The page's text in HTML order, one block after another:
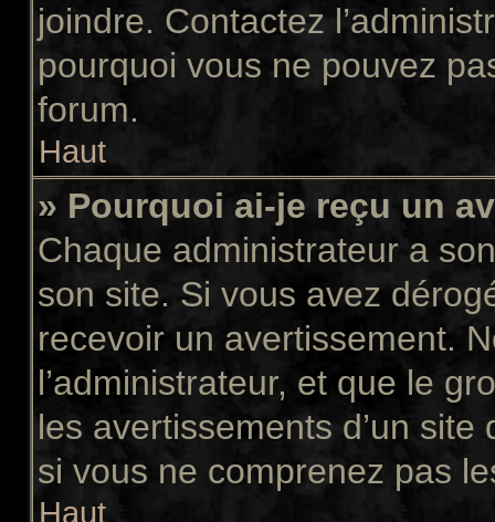
joindre. Contactez
pourquoi vous ne pouvez
forum.
Haut
» Pourquoi ai-je reçu un
Chaque administrateur a
son site. Si vous avez
recevoir un avertissement.
l’administrateur, et que le
les avertissements d’un
si vous ne comprenez pas
Haut